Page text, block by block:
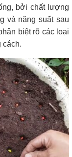
bởi chất lượng
và năng suất sau
biệt rõ các loại
cách.